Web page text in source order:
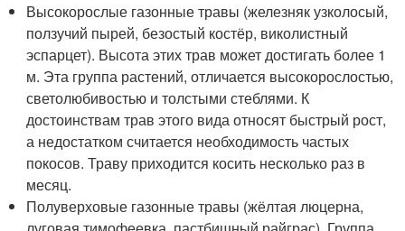
Высокорослые газонные травы (железняк узколосый,
ползучий пырей, безостый костёр, виколистный
эспарцет). Высота этих трав может достигать более 1
м. Эта группа растений, отличается высокорослостью,
светолюбивостью и толстыми стеблями. К
достоинствам трав этого вида относят быстрый рост,
а недостатком считается необходимость частых
покосов. Траву приходится косить несколько раз в
месяц.
Полуверховые газонные травы (жёлтая люцерна,